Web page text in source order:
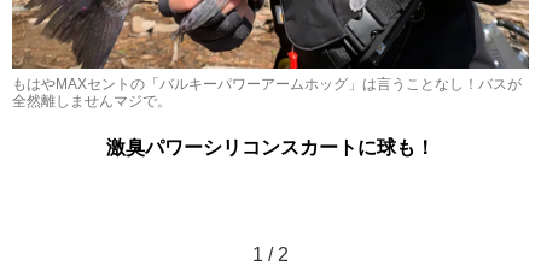
もはやMAXセントの「バルキーパワーアームホッグ」は言うことなし！バスが
全然離しませんマジで。
激臭パワーシリコンスカートに球も！
1 / 2